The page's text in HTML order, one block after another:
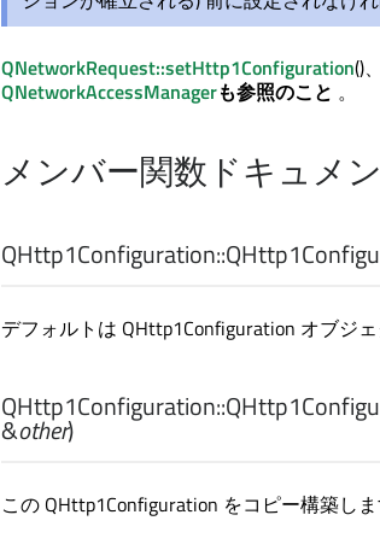
QNetworkRequest::setHttp1Configuration()、
QNetworkAccessManagerも参照のこと 。
メンバー関数ドキュメ
QHttp1Configuration::
デフォルトは QHttp1Configuration オブジェ
QHttp1Configuration::
&other)
この QHttp1Configuration をコピー構築しま